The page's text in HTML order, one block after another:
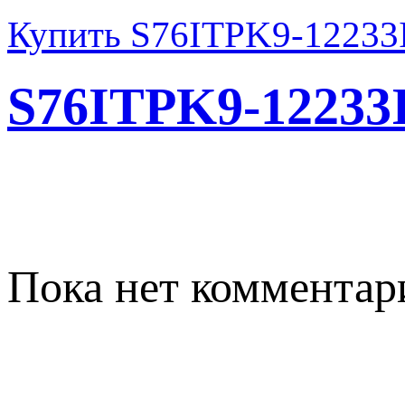
Купить S76ITPK9-
S76ITPK9-
Пока нет